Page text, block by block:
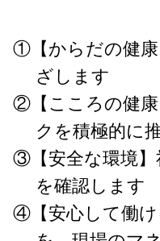
①【からだの健康
ざします
②【こころの健康
クを積極的に
③【安全な環境】
を確認します
④【安心して働け